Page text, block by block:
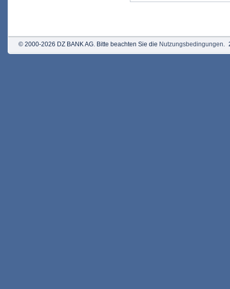
© 2000-2026 DZ BANK AG. Bitte beachten Sie die Nutzungsbedingungen.